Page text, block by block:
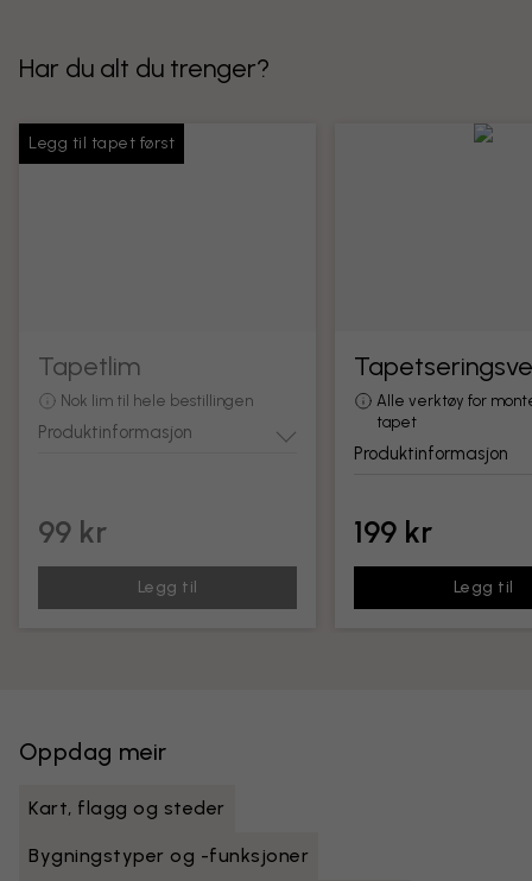
Har du alt du trenger?
Legg til tapet først
Tapetlim
Nok lim til hele bestillingen
Produktinformasjon
99 kr
Legg til
Alle verktøy for
tapet
Produktinformasjon
199 kr
Legg til
Oppdag meir
Kart, flagg og steder
Bygningstyper og -funksjoner